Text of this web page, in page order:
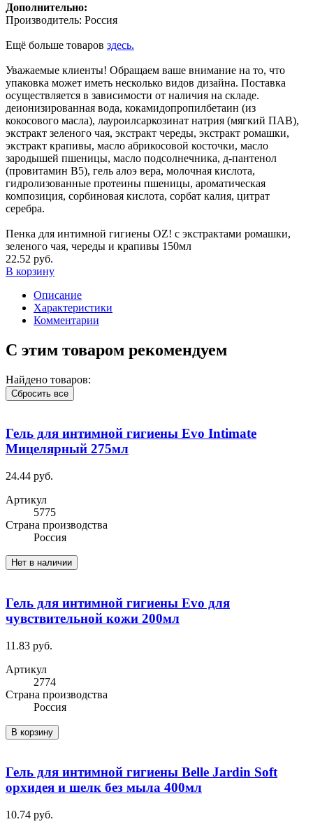
Дополнительно:
Производитель: Россия
Ещё больше товаров здесь.
Уважаемые клиенты! Обращаем ваше внимание на то, что
упаковка может иметь несколько видов дизайна. Поставка
осуществляется в зависимости от наличия на складе.
деионизированная вода, кокамидопропилбетаин (из
кокосового масла), лауроилсаркозинат натрия (мягкий ПАВ),
экстракт зеленого чая, экстракт череды, экстракт ромашки,
экстракт крапивы, масло абрикосовой косточки, масло
зародышей пшеницы, масло подсолнечника, д-пантенол
(провитамин В5), гель алоэ вера, молочная кислота,
гидролизованные протеины пшеницы, ароматическая
композиция, сорбиновая кислота, сорбат калия, цитрат
серебра.
Пенка для интимной гигиены OZ! с экстрактами ромашки,
зеленого чая, череды и крапивы 150мл
22.52 руб.
В корзину
Описание
Характеристики
Комментарии
С этим товаром рекомендуем
Найдено товаров:
Сбросить все
Гель для интимной гигиены Evo Intimate
Мицелярный 275мл
24.44 руб.
Артикул
5775
Cтрана производства
Россия
Нет в наличии
Гель для интимной гигиены Evo для
чувствительной кожи 200мл
11.83 руб.
Артикул
2774
Cтрана производства
Россия
В корзину
Гель для интимной гигиены Belle Jardin Soft
орхидея и шелк без мыла 400мл
10.74 руб.